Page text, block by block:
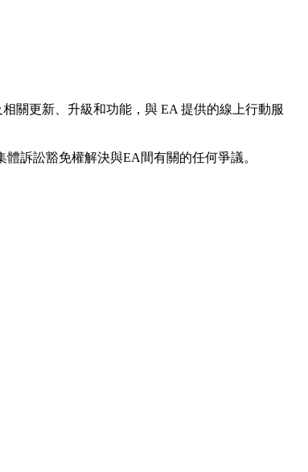
關更新、升級和功能，與 EA 提供的線上行動服
訴訟豁免權解決與EA間有關的任何爭議。